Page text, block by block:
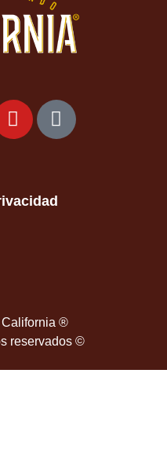
®
reservados ©